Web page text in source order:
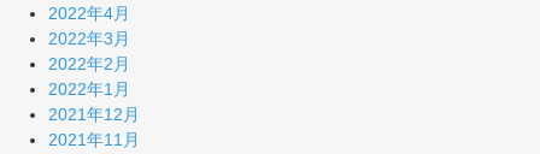
2022年4月
2022年3月
2022年2月
2022年1月
2021年12月
2021年11月